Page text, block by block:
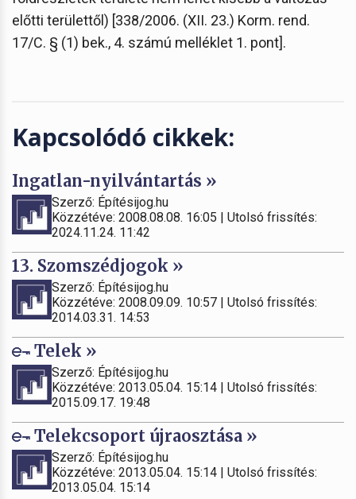
előtti területtől) [338/2006. (XII. 23.) Korm. rend.
17/C. § (1) bek., 4. számú melléklet 1. pont].
Kapcsolódó cikkek:
Ingatlan-nyilvántartás »
Szerző: Építésijog.hu
Közzétéve: 2008.08.08. 16:05 | Utolsó frissítés:
2024.11.24. 11:42
13. Szomszédjogok »
Szerző: Építésijog.hu
Közzétéve: 2008.09.09. 10:57 | Utolsó frissítés:
2014.03.31. 14:53
Telek »
Szerző: Építésijog.hu
Közzétéve: 2013.05.04. 15:14 | Utolsó frissítés:
2015.09.17. 19:48
Telekcsoport újraosztása »
Szerző: Építésijog.hu
Közzétéve: 2013.05.04. 15:14 | Utolsó frissítés:
2013.05.04. 15:14